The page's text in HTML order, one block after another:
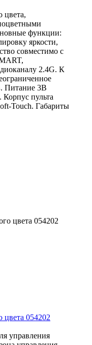
цвета,
функции:
яркости,
совместимо с
2.4G. К
Питание 3В
Корпус пульта
Touch. Габариты
цвета 054202
управления